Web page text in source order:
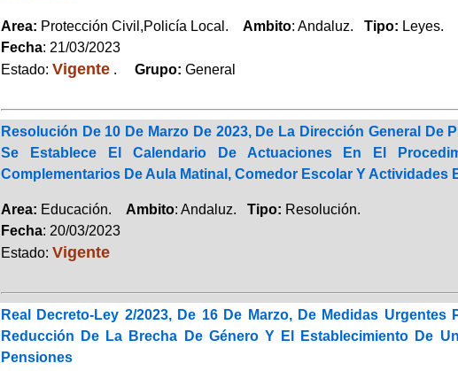
Area: Protección Civil,Policía Local. Ambito: Andaluz. Tipo: Leyes.
Fecha: 21/03/2023
Estado: Vigente. Grupo: General
Resolución De 10 De Marzo De 2023, De La Dirección General
Se Establece El Calendario De Actuaciones En El
Complementarios De Aula Matinal, Comedor Escolar Y Actividades
Area: Educación. Ambito: Andaluz. Tipo: Resolución.
Fecha: 20/03/2023
Estado: Vigente
Real Decreto-Ley 2/2023, De 16 De Marzo, De Medidas
Reducción De La Brecha De Género Y El Establecimiento De
Pensiones